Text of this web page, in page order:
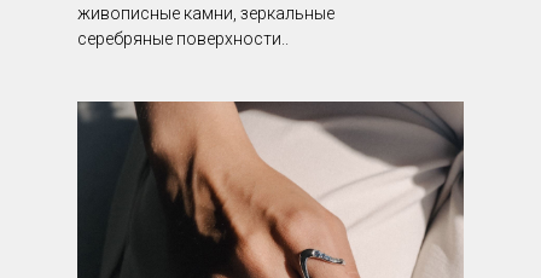
живописные камни, зеркальные
серебряные поверхности..